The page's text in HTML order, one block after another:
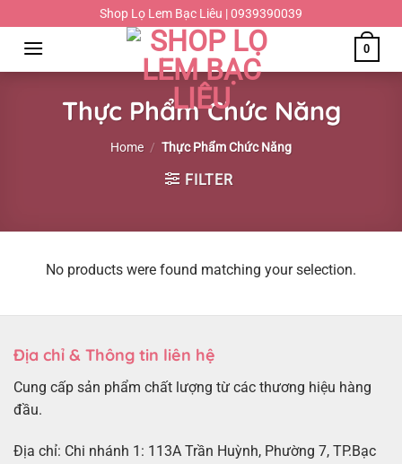
đến
dung
Shop Lọ Lem Bạc Liêu | 0939390039
0
Thực Phẩm Chức Năng
Home / Thực Phẩm Chức Năng
FILTER
No products were found matching your selection.
Địa chỉ & Thông tin liên hệ
Cung cấp sản phẩm chất lượng từ các thương hiệu hàng
đầu.
Địa chỉ: Chi nhánh 1: 113A Trần Huỳnh, Phường 7, TP.Bạc